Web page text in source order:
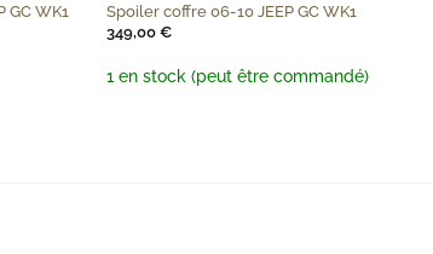
GC WK1
Spoiler coffre 06-10 JEEP GC WK1
349,00€
1 en stock (peut être commandé)